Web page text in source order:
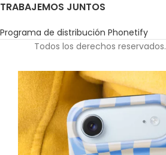
TRABAJEMOS JUNTOS
Programa de distribución Phonetify
Todos los derechos reservados.